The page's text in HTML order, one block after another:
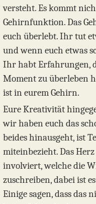
versteht. Es kommt
Gehirnfunktion. Das
euch überlebt. Ihr tut
und wenn euch etwas
Ihr habt Erfahrungen,
Moment zu überleben
ist in eurem Gehirn.
Eure Kreativität
wir haben euch das
beides hinausgeht, ist
miteinbezieht. Das
involviert, welche die
zuschreiben, dabei ist
Einige sagen, dass das